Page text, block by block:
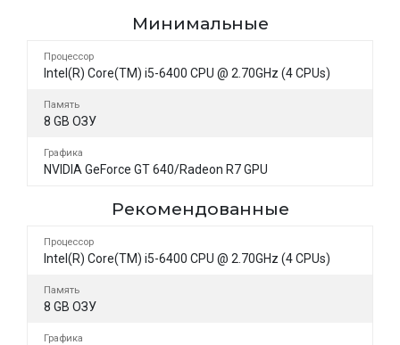
Минимальные
Процессор
Intel(R) Core(TM) i5-6400 CPU @ 2.70GHz (4 CPUs)
Память
8 GB ОЗУ
Графика
NVIDIA GeForce GT 640/Radeon R7 GPU
Рекомендованные
Процессор
Intel(R) Core(TM) i5-6400 CPU @ 2.70GHz (4 CPUs)
Память
8 GB ОЗУ
Графика